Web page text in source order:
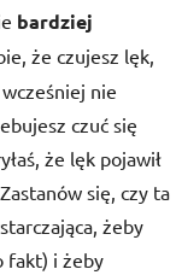
bardziej
że czujesz lęk,
nie
czuć się
że lęk pojawił
się, czy ta
żeby
fakt) i żeby